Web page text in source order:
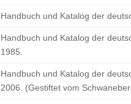
Handbuch und Katalog der
Handbuch und Katalog der
1985.
Handbuch und Katalog der
2006. (Gestiftet vom